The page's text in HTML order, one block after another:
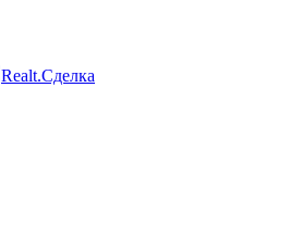
Realt.Сделка